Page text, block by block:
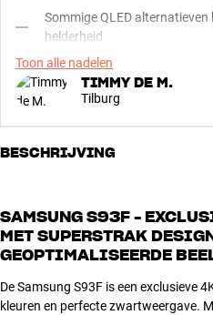
Sommige QLED
helderheid
Toon alle nadelen
TIMMY DE M.
Tilburg
BESCHRIJVING
SAMSUNG S93F -
MET SUPERSTRAK
GEOPTIMALISEERDE
De Samsung S93F is een exclusieve
kleuren en perfecte zwartweergave.